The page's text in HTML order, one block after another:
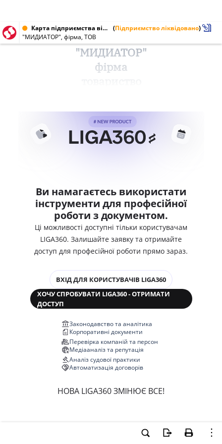
Карта підприємства від 19.09.2000 № 20939096 (Підприємство ліквідовано)
"МИДИАТОР", фірма, ТОВ
"МИДИАТОР"
фірма
Ви намагаєтесь використати
інструменти для професійної
роботи з документом.
Ці можливості доступні тільки користувачам
LIGA360. Залишайте заявку та отримайте
доступ для професійної роботи прямо зараз.
ВХІД ДЛЯ КОРИСТУВАЧІВ LIGA360
ХОЧУ СПРОБУВАТИ LIGA360 - ОТРИМАТИ
ДОСТУП
Законодавство та аналітика
Корпоративні документи
Перевірка компаній та персон
Медіааналіз та репутація
Аналіз судової практики
Автоматизація договорів
НОВА LIGA360 ЗМІНЮЄ ВСЕ!